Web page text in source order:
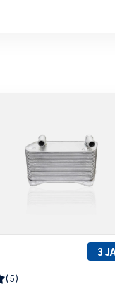
3
Bewertung von 5
(5)